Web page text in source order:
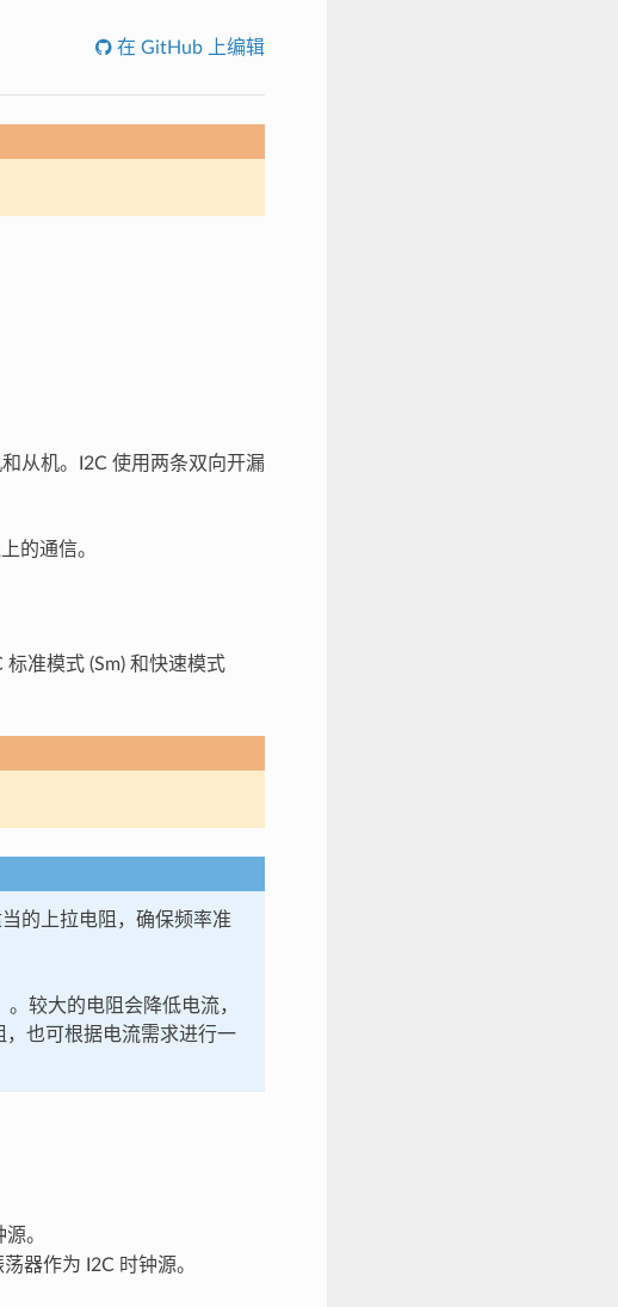
在 GitHub 上编辑
从机。I2C 使用两条双向开漏
的通信。
准模式 (Sm) 和快速模式
的上拉电阻，确保频率准
较大的电阻会降低电流，
也可根据电流需求进行一
。
器作为 I2C 时钟源。